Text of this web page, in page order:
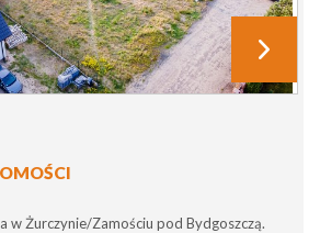
w Żurczynie/Zamościu pod Bydgoszczą.